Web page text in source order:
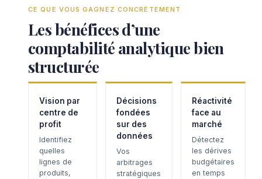
CE QUE VOUS GAGNEZ CONCRÈTEMENT
Les bénéfices d’une
comptabilité analytique bien
structurée
Vision par
centre de
profit
Identifiez
quelles
lignes de
produits,
Décisions
fondées
sur des
données
Vos
arbitrages
stratégiques
Réactivité
face au
marché
Détectez
les dérives
budgétaires
en temps